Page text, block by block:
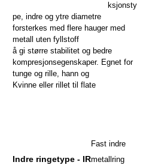
ksjonsty
pe, indre og ytre diametre
forsterkes med flere hauger med
metall uten fyllstoff
å gi større stabilitet og bedre
kompresjonsegenskaper. Egnet for
tunge og rille, hann og
Kvinne eller rillet til flate
Indre ringetype - IR
Fast indre
metallring